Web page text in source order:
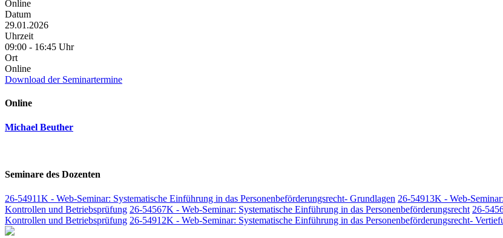
Online
Datum
29.01.2026
Uhrzeit
09:00 - 16:45 Uhr
Ort
Online
Download der Seminartermine
Online
Michael Beuther
Seminare des Dozenten
26-54911K - Web-Seminar: Systematische Einführung in das Personenbeförderungsrecht- Grundlagen 26-54913K - Web-
Kontrollen und Betriebsprüfung 26-54567K - Web-Seminar: Systematische Einführung in das Personenbeförderungsrecht 26-
Kontrollen und Betriebsprüfung 26-54912K - Web-Seminar: Systematische Einführung in das Personenbeförderungsrecht-